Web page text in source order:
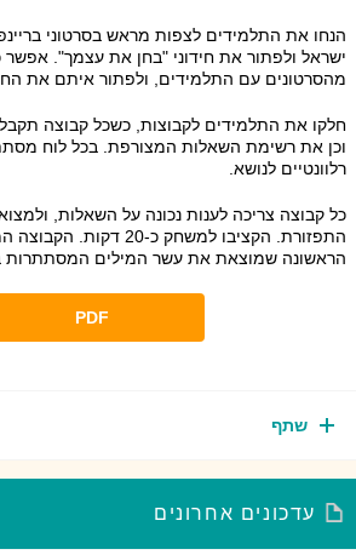
את התלמידים לצפות מראש בסרטוני
ולפתור את חידוני "בחן את עצמך". אפשר
עם התלמידים, ולפתור איתם את
את התלמידים לקבוצות, כשכל קבוצה תקבל
את רשימת השאלות המצורפת. בכל לוח
לנושא.
קבוצה צריכה לענות נכונה על השאלות, ולמצוא
התפזורת. הקציבו למשחק כ-20
שמוצאת את עשר המילים המסתתרות
PDF
שתף
עדכונים אחרונים